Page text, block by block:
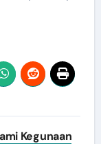
Kegunaan